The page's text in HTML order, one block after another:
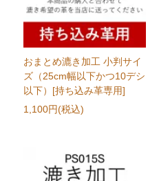
おまとめ漉き加工 小判サイ
ズ（25cm幅以下かつ10デシ
以下）[持ち込み革専用]
1,100円(税込)